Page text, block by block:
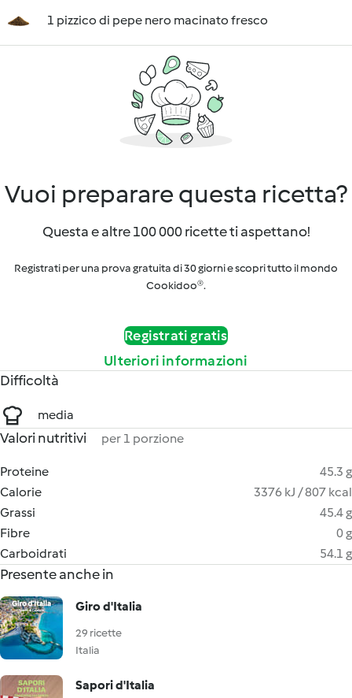
1 pizzico di pepe nero macinato fresco
Vuoi preparare questa ricetta?
Questa e altre 100 000 ricette ti aspettano!
Registrati per una prova gratuita di 30 giorni e scopri tutto il mondo
Cookidoo®.
Registrati gratis
Ulteriori informazioni
Difficoltà
media
Valori nutritivi per 1 porzione
Proteine
45.3 g
Calorie
3376 kJ / 807 kcal
Grassi
45.4 g
Fibre
0 g
Carboidrati
54.1 g
Presente anche in
Giro d'Italia
29 ricette
Italia
Sapori d'Italia